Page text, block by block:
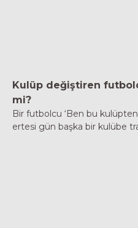
Kulüp değiştiren
mi?
Bir futbolcu ‘Ben bu
ertesi gün başka bir kulübe